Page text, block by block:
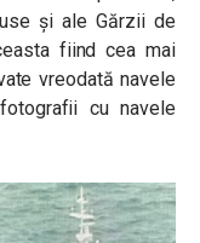
și ale Gărzii de
fiind cea mai
vreodată navele
cu navele